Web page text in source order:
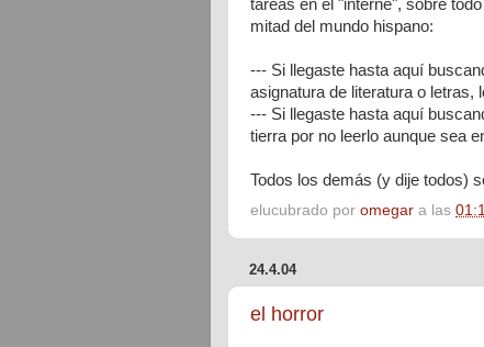
tareas en el "interné", sobre
mitad del mundo hispano:
--- Si llegaste hasta aquí
asignatura de literatura o letras,
--- Si llegaste hasta aquí
tierra por no leerlo aunque sea
Todos los demás (y dije todos)
elucubrado por omegar a las
24.4.04
el horror